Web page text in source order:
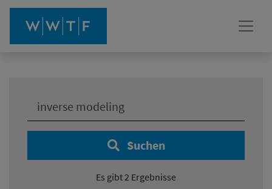
Suchen
Es gibt 2 Ergebnisse